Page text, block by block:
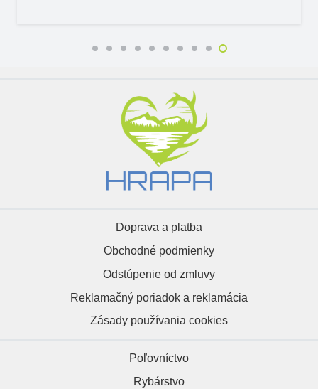
Doprava a platba
Obchodné podmienky
Odstúpenie od zmluvy
Reklamačný poriadok a reklamácia
Zásady používania cookies
Poľovníctvo
Rybárstvo